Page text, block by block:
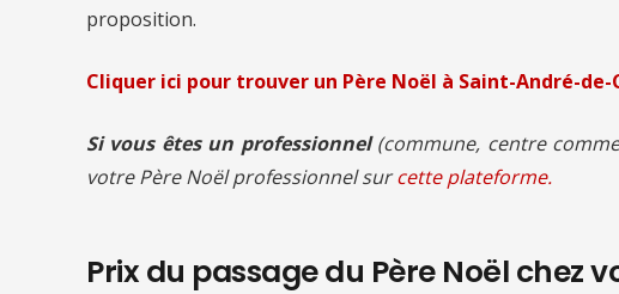
proposition.
Cliquer ici pour trouver un Père Noël à Saint-André-de-
Si vous êtes un professionnel(commune, centre
votre Père Noël professionnel surcette plateforme.
Prix du passage du Père Noël chez